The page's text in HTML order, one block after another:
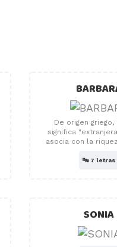
De origen griego,
significa
asocia con la
🔤 7 letras
SONIA